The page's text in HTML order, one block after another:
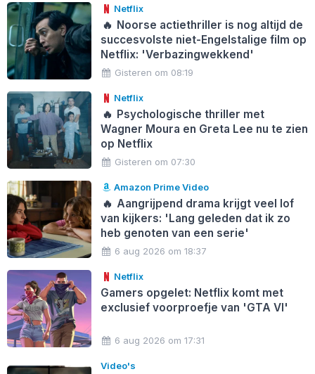
Netflix
🔥 Noorse actiethriller is nog altijd de
succesvolste niet-Engelstalige film op
Netflix: 'Verbazingwekkend'
Gisteren om 08:19
Netflix
🔥 Psychologische thriller met
Wagner Moura en Greta Lee nu te zien
op Netflix
Gisteren om 07:30
Amazon Prime Video
🔥 Aangrijpend drama krijgt veel lof
van kijkers: 'Lang geleden dat ik zo
heb genoten van een serie'
6 aug 2026 om 18:37
Netflix
Gamers opgelet: Netflix komt met
exclusief voorproefje van 'GTA VI'
6 aug 2026 om 17:31
Video's